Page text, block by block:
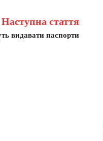
Наступна стаття
видавати паспорти